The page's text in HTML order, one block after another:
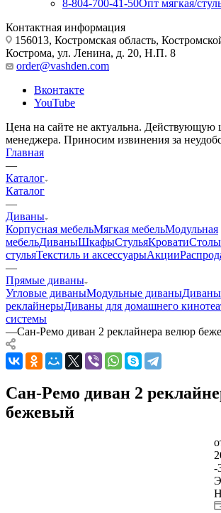
8-804-700-41-50Опт мягкая/
Контактная информация
156013, Костромская область,
Кострома, ул. Ленина, д. 20, Н.П. 8
order@vashden.com
Вконтакте
YouTube
Цена на сайте не актуальна. Действующую
менеджера. Приносим извинения за
Главная
—
Каталог
Каталог
—
Диваны
Корпусная мебельМягкая мебельМодульная
мебельДиваныШкафыСтульяКроватиСтолы
стульяТекстиль и аксессуарыАкции
—
Прямые диваны
Угловые диваныМодульные диваны
реклайнерыДиваны для домашнего
системы
—Сан-Ремо диван 2 реклайнера велюр
Сан-Ремо диван 2
бежевый
-